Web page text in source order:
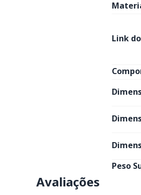
Link
Peso
Avaliações